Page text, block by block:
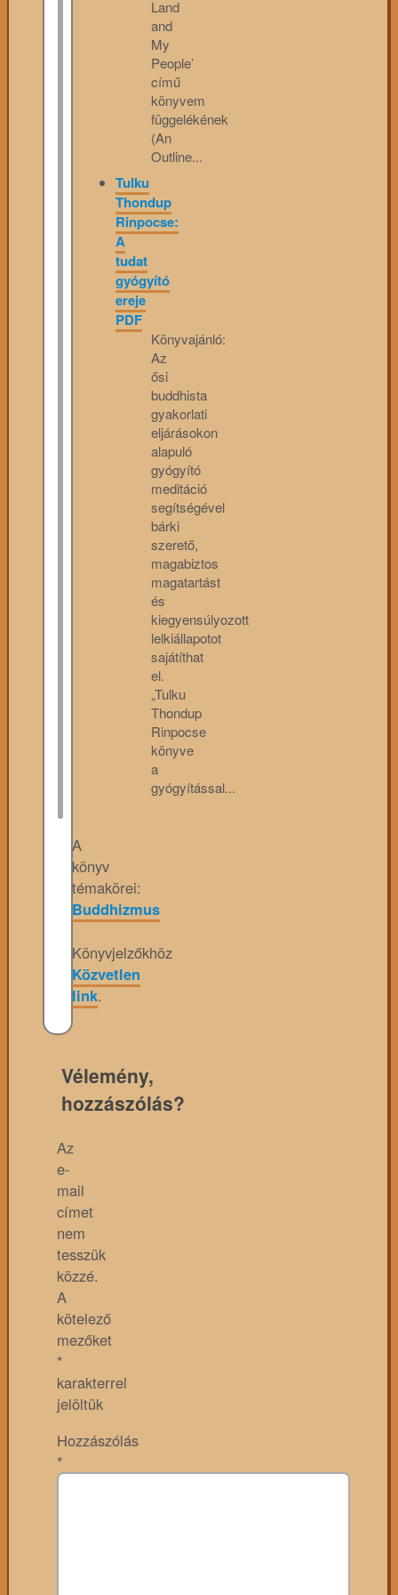
Land
and
My
People’
című
könyvem
függelékének
(An
Outline...
Tulku
Thondup
Rinpocse:
A
tudat
gyógyító
ereje
PDF
Könyvajánló:
Az
ősi
buddhista
gyakorlati
eljárásokon
alapuló
gyógyító
meditáció
segítségével
bárki
szerető,
magabiztos
magatartást
és
kiegyensúlyozott
lelkiállapotot
sajátíthat
el.
„Tulku
Thondup
Rinpocse
könyve
a
gyógyítással...
A
könyv
témakörei:
Buddhizmus
Könyvjelzőkhöz
Közvetlen
link.
Vélemény,
hozzászólás?
Az
e-
mail
címet
nem
tesszük
közzé.
A
kötelező
mezőket
*
karakterrel
jelöltük
Hozzászólás
*